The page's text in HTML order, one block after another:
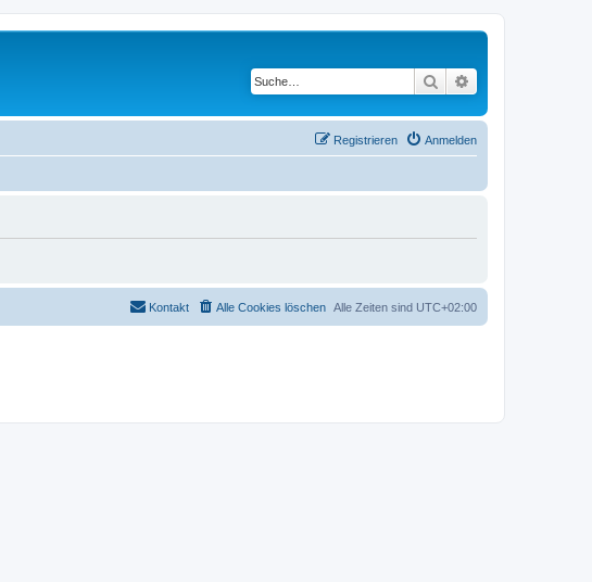
Suche
Anmelden
Registrieren
Alle Zeiten sind UTC+02:00
Alle Cookies löschen
Kontakt